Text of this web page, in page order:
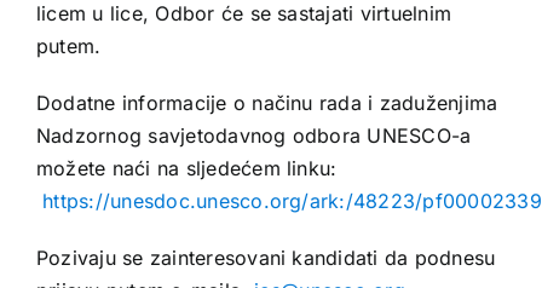
licem u lice, Odbor će se sastajati virtuelnim
putem.
Dodatne informacije o načinu rada i zaduženjima
Nadzornog savjetodavnog odbora UNESCO-a
možete naći na sljedećem linku:
https://unesdoc.unesco.org/ark:/48223/
Pozivaju se zainteresovani kandidati da podnesu